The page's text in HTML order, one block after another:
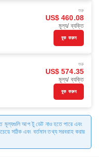
শুরু
US$ 460.08
মূল্য/ ব্যক্তি
বুক করুন
শুরু
US$ 574.35
মূল্য/ ব্যক্তি
বুক করুন
মূল্যগুলি আপ টু ডেট নাও হতে পারে এবং
সঠিক এবং বর্তমান তথ্য সরবরাহ করার